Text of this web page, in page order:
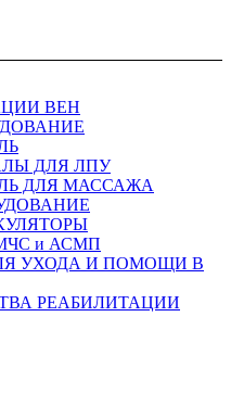
ВЕН
ДЛЯ ЛПУ
ДЛЯ МАССАЖА
и АСМП
УХОДА И ПОМОЩИ В
РЕАБИЛИТАЦИИ